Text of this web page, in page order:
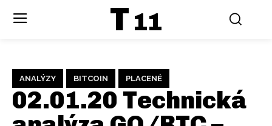
T 11
ANALÝZY BITCOIN PLACENÉ
02.01.20 Technická